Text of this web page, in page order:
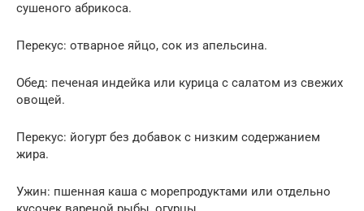
сушеного абрикоса.
Перекус: отварное яйцо, сок из апельсина.
Обед: печеная индейка или курица с салатом из свежих
овощей.
Перекус: йогурт без добавок с низким содержанием
жира.
Ужин: пшенная каша с морепродуктами или отдельно